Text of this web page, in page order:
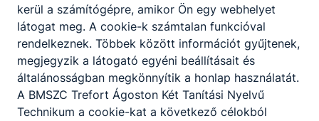
Partnereink
kerül a számítógépre, amikor Ön egy webhelyet
látogat meg. A cookie-k számtalan funkcióval
rendelkeznek. Többek között információt gyűjtenek,
megjegyzik a látogató egyéni beállításait és
általánosságban megkönnyítik a honlap használatát.
A BMSZC Trefort Ágoston Két Tanítási Nyelvű
Technikum a cookie-kat a következő célokból